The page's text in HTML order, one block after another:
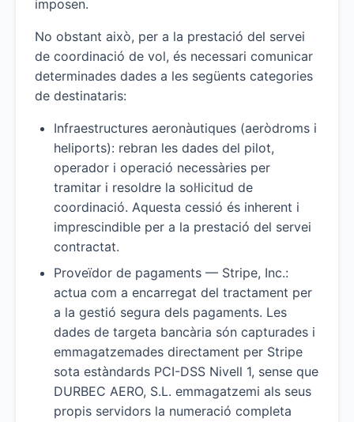
imposen.
No obstant això, per a la prestació del servei
de coordinació de vol, és necessari comunicar
determinades dades a les següents categories
de destinataris:
Infraestructures aeronàutiques (aeròdroms i
heliports): rebran les dades del pilot,
operador i operació necessàries per
tramitar i resoldre la sol·licitud de
coordinació. Aquesta cessió és inherent i
imprescindible per a la prestació del servei
contractat.
Proveïdor de pagaments — Stripe, Inc.:
actua com a encarregat del tractament per
a la gestió segura dels pagaments. Les
dades de targeta bancària són capturades i
emmagatzemades directament per Stripe
sota estàndards PCI-DSS Nivell 1, sense que
DURBEC AERO, S.L. emmagatzemi als seus
propis servidors la numeració completa